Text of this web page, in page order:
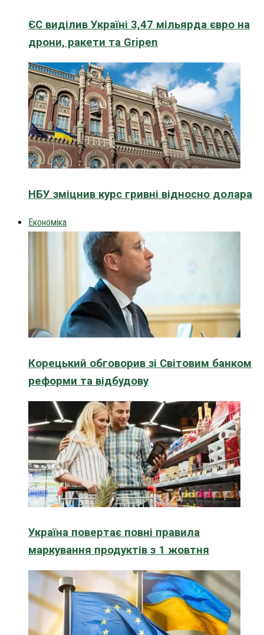
ЄС виділив Україні 3,47 мільярда євро на
дрони, ракети та Gripen
НБУ зміцнив курс гривні відносно долара
Економіка
Корецький обговорив зі Світовим банком
реформи та відбудову
Україна повертає повні правила
маркування продуктів з 1 жовтня